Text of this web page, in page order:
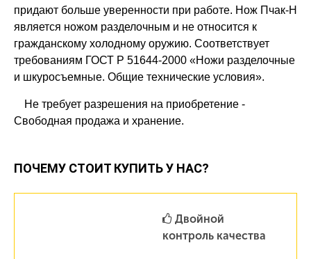
придают больше уверенности при работе. Нож Пчак-Н
является ножом разделочным и не относится к
гражданскому холодному оружию. Соответствует
требованиям ГОСТ Р 51644-2000 «Ножи разделочные
и шкуросъемные. Общие технические условия».
Не требует разрешения на приобретение -
Свободная продажа и хранение.
ПОЧЕМУ СТОИТ КУПИТЬ У НАС?
Двойной
контроль качества